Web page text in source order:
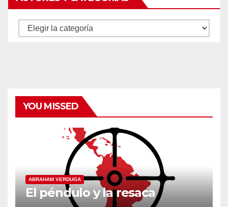
Autores
YOU MISSED
ABRAHAM VERDUGA
El péndulo y la resaca